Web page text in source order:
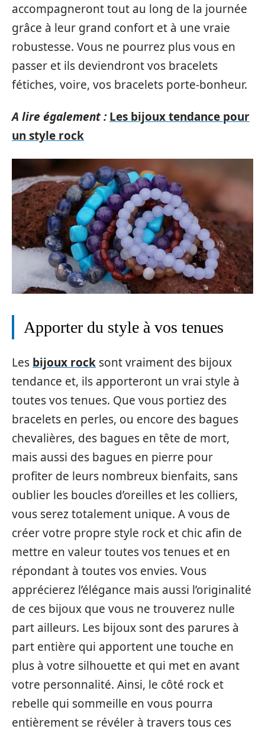
accompagneront tout au long de la journée
grâce à leur grand confort et à une vraie
robustesse. Vous ne pourrez plus vous en
passer et ils deviendront vos bracelets
fétiches, voire, vos bracelets porte-bonheur.
A lire également : Les bijoux tendance pour
un style rock
Apporter du style à vos tenues
Les bijoux rock sont vraiment des bijoux
tendance et, ils apporteront un vrai style à
toutes vos tenues. Que vous portiez des
bracelets en perles, ou encore des bagues
chevalières, des bagues en tête de mort,
mais aussi des bagues en pierre pour
profiter de leurs nombreux bienfaits, sans
oublier les boucles d’oreilles et les colliers,
vous serez totalement unique. A vous de
créer votre propre style rock et chic afin de
mettre en valeur toutes vos tenues et en
répondant à toutes vos envies. Vous
apprécierez l’élégance mais aussi l’originalité
de ces bijoux que vous ne trouverez nulle
part ailleurs. Les bijoux sont des parures à
part entière qui apportent une touche en
plus à votre silhouette et qui met en avant
votre personnalité. Ainsi, le côté rock et
rebelle qui sommeille en vous pourra
entièrement se révéler à travers tous ces